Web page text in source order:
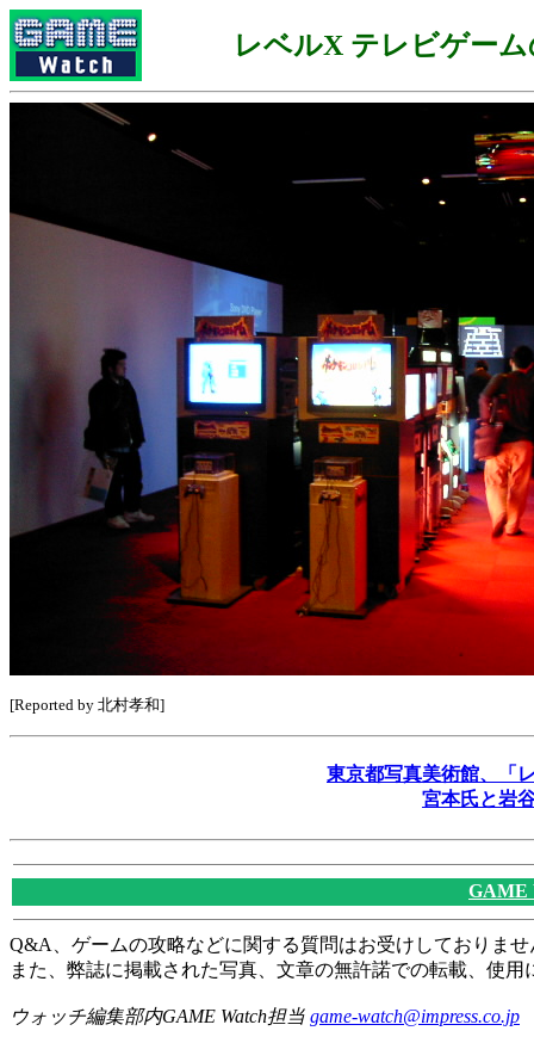
レベルX テレビゲー
[Reported by 北村孝和]
東京都写真美術館、「
宮本氏と岩
GAME
Q&A、ゲームの攻略などに関する質問はお受けしておりませ
また、弊誌に掲載された写真、文章の無許諾での転載、使
ウォッチ編集部内GAME Watch担当 game-watch@impress.co.jp